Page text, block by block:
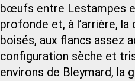
bœufs entre Lestampes
profonde et, à l’arrière,
boisés, aux flancs assez
configuration sèche et
environs de Bleymard, la